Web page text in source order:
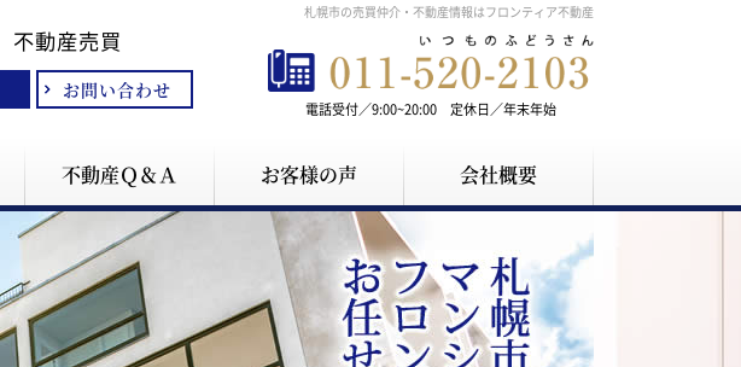
札幌市の売買仲介・不動産情報はフロンティア不動産
不動産売買
お問い合わせ
電話受付／9:00~20:00 定休日／年末年始
不動産Ｑ＆Ａ お客様の声 会社概要